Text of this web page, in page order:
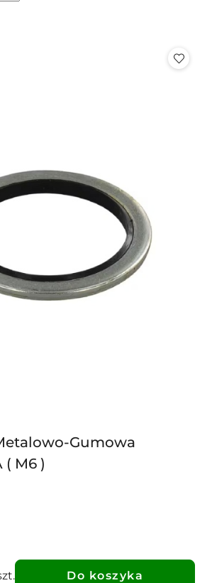
Gumowa
( M6 )
Do koszyka